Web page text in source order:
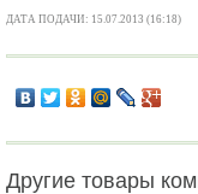
ДАТА ПОДАЧИ: 15.07.2013 (16:18)
Другие товары